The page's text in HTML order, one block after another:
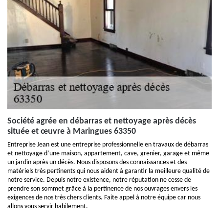
Société agrée en débarras et nettoyage après décès
située et œuvre à Maringues 63350
Entreprise Jean est une entreprise professionnelle en travaux de débarras
et nettoyage d’une maison, appartement, cave, grenier, garage et même
un jardin après un décès. Nous disposons des connaissances et des
matériels très pertinents qui nous aident à garantir la meilleure qualité de
notre service. Depuis notre existence, notre réputation ne cesse de
prendre son sommet grâce à la pertinence de nos ouvrages envers les
exigences de nos très chers clients. Faite appel à notre équipe car nous
allons vous servir habilement.